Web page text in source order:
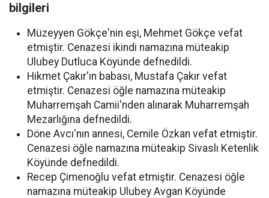
bilgileri
Müzeyyen Gökçe'nin eşi, Mehmet Gökçe vefat
etmiştir. Cenazesi ikindi namazına müteakip
Ulubey Dutluca Köyünde defnedildi.
Hikmet Çakır'ın babası, Mustafa Çakır vefat
etmiştir. Cenazesi öğle namazına müteakip
Muharremşah Camii'nden alınarak Muharremşah
Mezarlığına defnedildi.
Döne Avcı'nın annesi, Cemile Özkan vefat etmiştir.
Cenazesi öğle namazına müteakip Sivaslı Ketenlik
Köyünde defnedildi.
Recep Çimenoğlu vefat etmiştir. Cenazesi öğle
namazına müteakip Ulubey Avgan Köyünde